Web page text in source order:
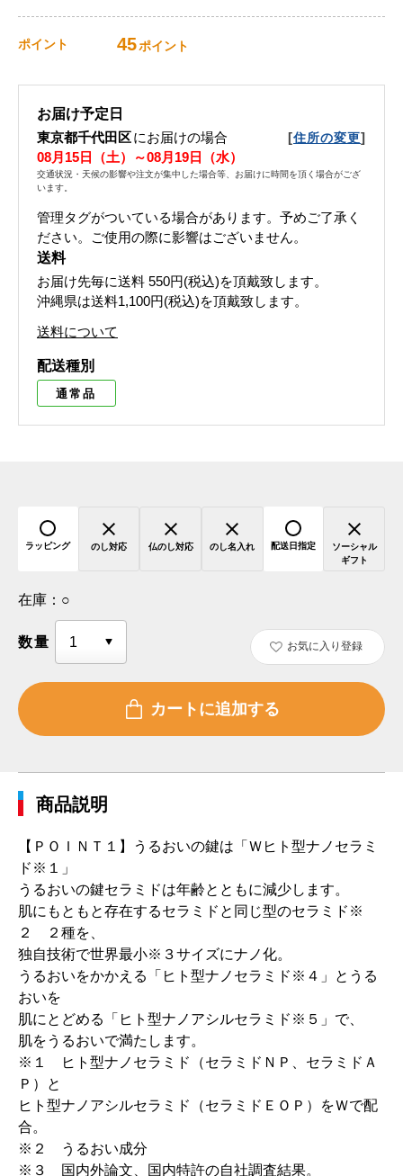
ポイント 45ポイント
お届け予定日
東京都千代田区にお届けの場合 [住所の変更]
08月15日（土）～08月19日（水）
交通状況・天候の影響や注文が集中した場合等、お届けに時間を頂く場合がござ
います。
管理タグがついている場合があります。予めご了承く
ださい。ご使用の際に影響はございません。
送料
お届け先毎に送料 550円(税込)を頂戴致します。
沖縄県は送料1,100円(税込)を頂戴致します。
送料について
配送種別
通常品
ラッピング のし対応 仏のし対応 のし名入れ 配送日指定
ソーシャル
ギフト
在庫： ○
数量 お気に入り登録
商品説明
【ＰＯＩＮＴ１】うるおいの鍵は「Ｗヒト型ナノセラミ
ド※１」
うるおいの鍵セラミドは年齢とともに減少します。
肌にもともと存在するセラミドと同じ型のセラミド※
２ ２種を、
独自技術で世界最小※３サイズにナノ化。
うるおいをかかえる「ヒト型ナノセラミド※４」とうる
おいを
肌にとどめる「ヒト型ナノアシルセラミド※５」で、
肌をうるおいで満たします。
※１ ヒト型ナノセラミド（セラミドＮＰ、セラミドＡ
Ｐ）と
ヒト型ナノアシルセラミド（セラミドＥＯＰ）をＷで配
合。
※２ うるおい成分
※３ 国内外論文、国内特許の自社調査結果。